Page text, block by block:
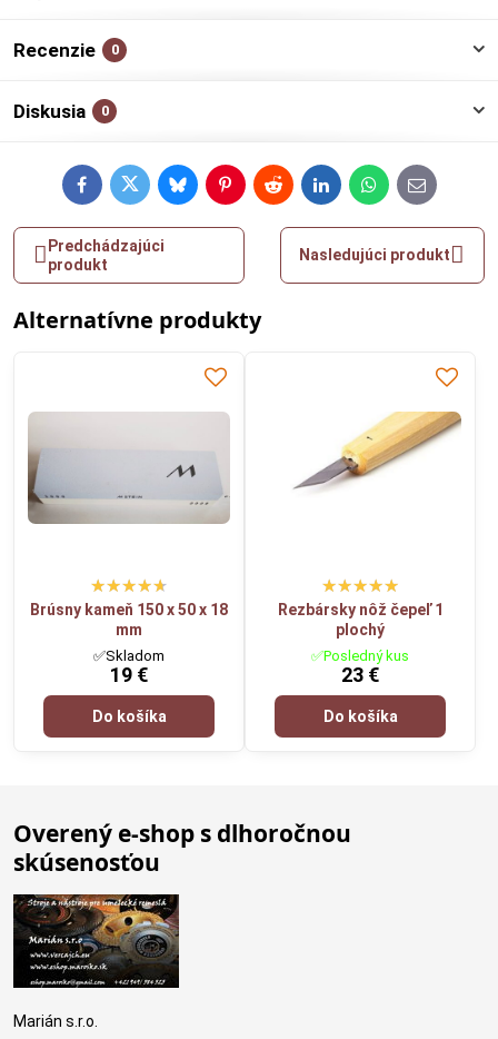
Recenzie 0
Diskusia 0
FacebookTwitterBlueskyPinterestRedditLinkedInWhatsApp
E-
mail
Predchádzajúci
produkt
Nasledujúci produkt
Alternatívne produkty
Brúsny kameň 150 x 50 x 18
mm
✅Skladom
19 €
Do košíka
Rezbársky nôž čepeľ 1
plochý
✅Posledný kus
23 €
Do košíka
Overený e-shop s dlhoročnou
skúsenosťou
Marián s.r.o.